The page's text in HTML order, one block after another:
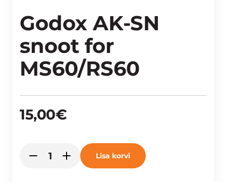
Godox AK-SN
snoot for
MS60/RS60
15,00€
- + Lisa korvi